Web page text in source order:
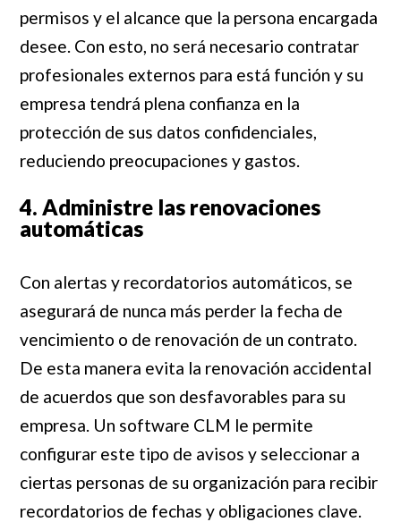
permisos y el alcance que la persona encargada
desee. Con esto, no será necesario contratar
profesionales externos para está función y su
empresa tendrá plena confianza en la
protección de sus datos confidenciales,
reduciendo preocupaciones y gastos.
4. Administre las renovaciones
automáticas
Con alertas y recordatorios automáticos, se
asegurará de nunca más perder la fecha de
vencimiento o de renovación de un contrato.
De esta manera evita la renovación accidental
de acuerdos que son desfavorables para su
empresa. Un software CLM le permite
configurar este tipo de avisos y seleccionar a
ciertas personas de su organización para recibir
recordatorios de fechas y obligaciones clave.